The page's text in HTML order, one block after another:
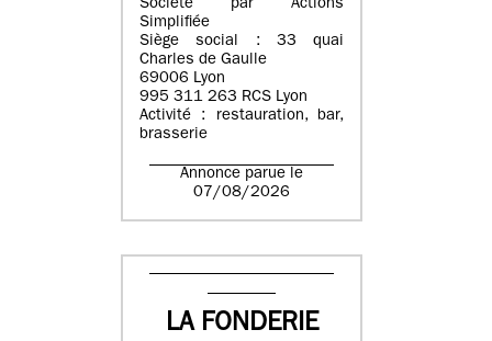
Société par Actions
Simplifiée
Siège social : 33 quai
Charles de Gaulle
69006 Lyon
995 311 263 RCS Lyon
Activité : restauration, bar,
brasserie
Annonce parue le
07/08/2026
LA FONDERIE